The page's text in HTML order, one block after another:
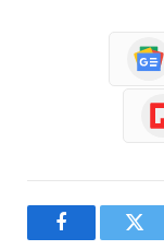
Facebook